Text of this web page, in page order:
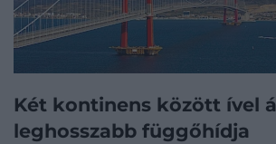
Két kontinens között ível
leghosszabb függőhídja